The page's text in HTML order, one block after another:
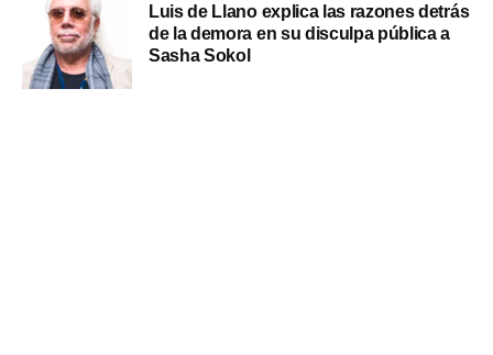
Luis de Llano explica las razones detrás
de la demora en su disculpa pública a
Sasha Sokol